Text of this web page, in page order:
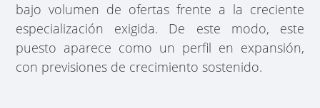
bajo volumen de ofertas frente a la creciente
especialización exigida. De este modo, este
puesto aparece como un perfil en expansión,
con previsiones de crecimiento sostenido.